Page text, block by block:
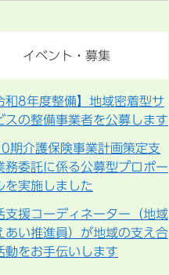
イベント・募集
和8年度整備】地域密着型サ
スの整備事業者を公募します
期介護保険事業計画策定支
務委託に係る公募型プロポー
を実施しました
支援コーディネーター（地域
あい推進員）が地域の支え合
動をお手伝いします